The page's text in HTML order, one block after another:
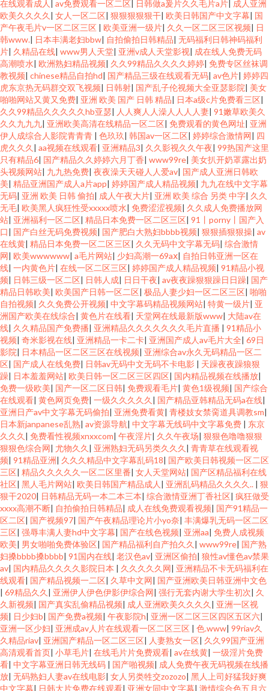
在线观看成人 av免费观看一区二区 日韩做a爰片久久毛片a片 成人亚洲
欧美久久久久 | 女人一区二区| 狠狠狠狠狠干| 欧美日韩国产中文字幕| 国
产午夜毛片v一区二区三区 | 欧美亚洲一级片| 久久一区二区三区视频| 日
韩www.| 日本丰满老妇bbw| 自拍偷拍日韩精品| 无码福利日韩神码福利
片| 久精品在线| www男人天堂| 亚洲v成人天堂影视| 成在线人免费无码
高潮喷水| 欧洲熟妇精品视频| 久久99精品久久久久婷婷| 免费专区丝袜调
教视频| chinese精品自拍hd| 国产精品三级在线观看无码| av色片| 婷婷四
虎东京热无码群交双飞视频| 日韩射| 国产乱子伦视频大全亚瑟影院| 美女
啪啪网站又黄又免费| 亚洲 欧美 国产 日韩 精品| 日本a级c片免费看三区|
久久99精品久久久久久hb亚瑟| 人人爽人人澡人人人人妻| 91嫩草欧美久
久久九九九| 亚洲欧美高清在线精品一区二区| 免费观看的黄色网址| 亚洲
伊人成综合人影院青青青 | 色玖玖| 韩国av一区二区| 婷婷综合激情网| 四
虎久久久 | aa视频在线观看| 亚洲精品3| 久久影视久久午夜| 99热国产这里
只有精品6| 国产精品久久婷婷六月丁香| www99re| 美女扒开奶罩露出奶
头视频网站| 九九热免费| 夜夜澡天天碰人人爱av| 国产成人亚洲日韩欧
美| 精品亚洲国产成人a片app| 婷婷国产成人精品视频| 九九在线中文字幕
无码| 亚洲 欧美 日韩 偷拍| 成人午夜大片| 亚洲 欧美 综合 另类 中字| 久久
无毛| 欧美黑人疯狂性受xxxxx喷水| 免费涩涩视频| 久久成人免费播放网
站| 亚洲福利一区二区| 精品日本免费一区二区三区| 91丨porny丨国产入
口| 国产白丝无码免费视频| 国产肥白大熟妇bbbb视频| 狠狠插狠狠操| av
在线黄| 精品日本免费一区二区三区| 久久无码中文字幕无码| 综合激情
网| 欧美wwwwww| a毛片网站| 少妇高潮一69aⅹ| 自拍日韩亚洲一区在
线| 一内黄色片| 在线一区二区三区| 婷婷国产成人精品视频| 91精品小视
频| 日韩三级一区二区| 日韩人成| 日日干夜| av夜夜躁狠狠躁日日躁| 国产
精品日韩欧美| 欧美国产日韩一区二区| 极品人妻少妇一区二区三区| 啪啪
自拍视频| 久久免费公开视频| 中文字幕码精品视频网站| 特黄一级片| 亚
洲国产欧美在线综合| 黄色片在线看| 天堂网在线最新版www| 大陆av在
线| 久久精品国产免费播| 亚洲精品久久久久久久久毛片直播 | 91精品小
视频| 奇米影视在线| 亚洲精品一卡二卡| 亚洲国产成人av毛片大全| 69日
影院| 日本精品一区二区三区在线视频| 亚洲综合av永久无码精品一区二
区| 国产成人在线免费| 日韩av无码中文无码不卡电影 | 天躁夜夜躁狼狠
躁| 日本羞羞网站| 欧美日韩一区二区三区四区| 国内精品视频在线播放|
免费一级欧美| 国产一区二区日韩| 免费观看毛片| 黄色1级视频| 国产综合
在线观看| 黄色网页免费| 一级久久久久久 | 国产精品亚韩精品无码a在线|
亚洲日产av中文字幕无码偷拍| 亚洲免费看黄| 青楼妓女禁脔道具调教sm|
日本新janpanese乱熟| av资源导航| 中文字幕无线码中文字幕免费 | 东京
久久久 | 免费看性视频xnxxcom| 午夜淫片| 久久午夜场| 狠狠色噜噜狠狠
狠狠色综合网| 尤物久久 | 亚洲熟妇无码另类久久久 | 青青草在线观看视
频| 91精品亚洲| 久久久精品中文字幕乱码18| 国产欧美日韩视频一区二区
三区| 精品久久久久久一区二区里番| 女人天堂网站| 国产区精品福利在线
社区| 黑人毛片网站| 欧美日韩国产精品成人 | 亚洲乱码精品久久久久.. | 狠
狠干2020| 日韩精品无码一本二本三本| 综合激情亚洲丁香社区| 疯狂做受
xxxx高潮不断| 自拍偷拍日韩精品| 成人在线免费观看视频| 国产91精品一
区二区| 国产视频97| 国产午夜精品理论片小yo奈| 丰满爆乳无码一区二区
三区| 强辱丰满人妻hd中文字幕| 国产在线色视频| 亚洲aa| 免费人成视频
欧美| 男女啪啪免费体验区| 国产精品福利自产拍久久 | www99re| 国产熟
妇搡bbbb搡bbbb| 91国内在线| 老汉色av| 亚洲区偷拍| 狼性av懂色av禁果
av| 国内精品久久久久影院日本 | 久久久久久网| 亚洲精品不卡无码福利在
线观看| 国产精品视频一二区| 久草中文网| 国产亚洲欧美日韩亚洲中文色
| 69精品久久 | 亚洲伊人伊色伊影伊综合网| 强行无套内谢大学生初次| 久
久新视频| 国产真实乱偷精品视频| 成人亚洲欧美久久久久 | 亚洲一区视
频| 日少妇b| 国产免费a视频| 午夜影院h| 亚洲一区二区三区四区五区六|
亚洲一区少妇| 亚洲成av人片在线观看一区二区三区 | 色.www| 99riav久
久精品riav| 亚洲国产精品一区二区三区| 人妻熟女一区| 久久99国产亚洲
高清观看首页| 小草毛片| 在线毛片片免费观看| av在线黄| 一级淫片免费
看| 中文字幕亚洲日韩无线码 | 国产啪视频| 成人免费午夜无码视频在线播
放| 无码熟妇人妻av在线电影| 女人另类牲交zozozo| 黑人上司好猛我好爽
中文字幕| 日韩大片免费在线观看| 亚洲女同中文字幕| 激情综合色五月六